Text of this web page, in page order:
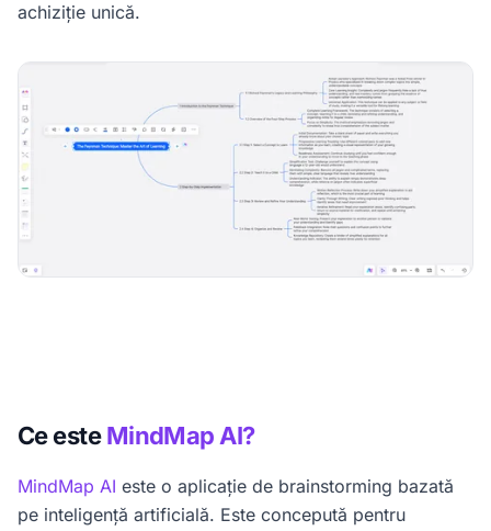
achiziție unică.
Ce esteMindMap AI?
MindMap AI este o aplicație de brainstorming bazată
pe inteligență artificială. Este concepută pentru